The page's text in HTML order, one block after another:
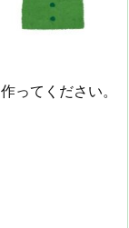
ってください。